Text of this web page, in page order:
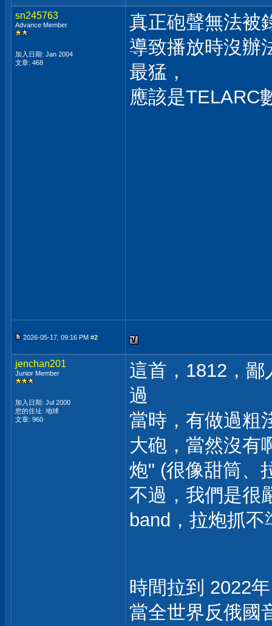
sn245763
Advance Member
加入日期: Jan 2004
文章: 468
真正砲聲無法被
導致播放時沒辦
最猛，
應該是TELARC
2026-05-17, 09:16 PM #2
jenchan201
Junior Member
加入日期: Jul 2000
您的住址: 地球
文章: 960
這首，1812，
過
當時，有做過粗
大砲，當然沒有
炮" (很像甜筒、
不過，我們是很
band，拉炮抓
時間拉到 2022年
當全世界反俄國